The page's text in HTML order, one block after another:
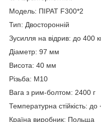
Модель: ПІРАТ F300*2
Тип: Двосторонній
Зусилля на відрив: до 400
Діаметр: 97 мм
Висота: 40 мм
Різьба: М10
Вага з рим-болтом: 2400 г
Температурна стійкість: до
Країна виробник: Польща